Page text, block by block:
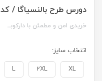
دورس طرح بالنسیاگا / کد 99725
خریدی امن و مطمئن با دارکوبــ
انتخاب سایز:
XL
2XL
L